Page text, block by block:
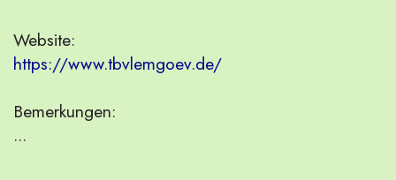
Website:
https://www.tbvlemgoev.de/
Bemerkungen:
...